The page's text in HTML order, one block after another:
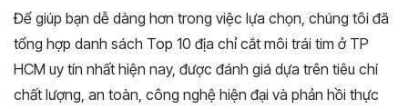
Để giúp bạn dễ dàng hơn trong việc lựa chọn, chúng tôi đã
tổng hợp danh sách Top 10 địa chỉ cắt môi trái tim ở TP
HCM uy tín nhất hiện nay, được đánh giá dựa trên tiêu chí
chất lượng, an toàn, công nghệ hiện đại và phản hồi thực